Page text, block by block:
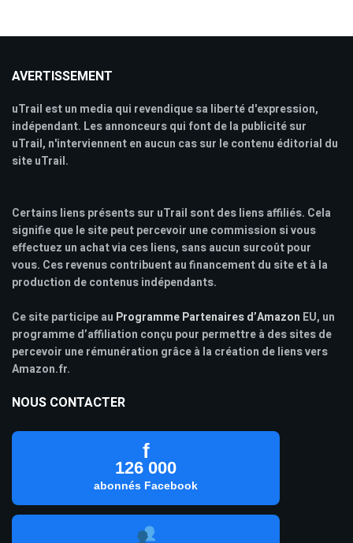
AVERTISSEMENT
uTrail est un media qui revendique sa liberté d'expression,
indépendant. Les annonceurs qui font de la publicité sur
uTrail, n'interviennent en aucun cas sur le contenu éditorial du
site uTrail.
Certains liens présents sur uTrail sont des liens affiliés. Cela
signifie que le site peut percevoir une commission si vous
effectuez un achat via ces liens, sans aucun surcoût pour
vous. Ces revenus contribuent au financement du site et à la
production de contenus indépendants.
Ce site participe au Programme Partenaires d’Amazon EU, un
programme d’affiliation conçu pour permettre à des sites de
percevoir une rémunération grâce à la création de liens vers
Amazon.fr.
NOUS CONTACTER
f
126 000
abonnés Facebook